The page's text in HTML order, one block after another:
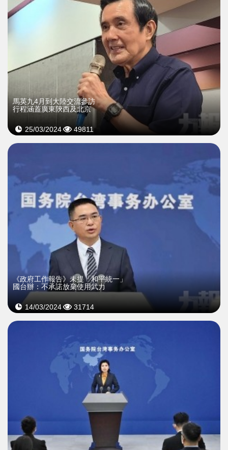
馬英九4月到大陸交流參訪
行程涵蓋廣東陝西及北京
25/03/2024 49811
《政府工作報告》未提「和平統一」
國台辦：不承諾放棄使用武力
14/03/2024 31714